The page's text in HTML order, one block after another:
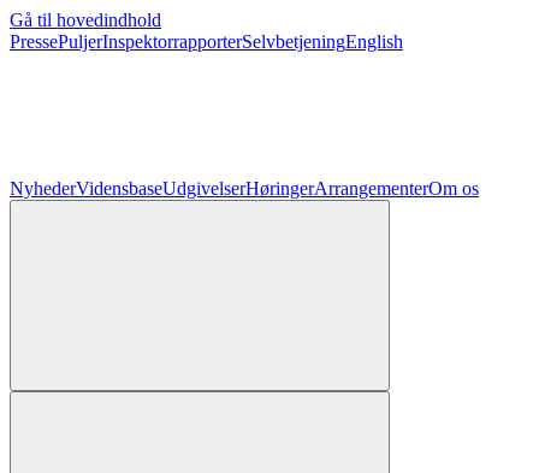
Gå til hovedindhold
PressePuljerInspektorrapporterSelvbetjeningEnglish
NyhederVidensbaseUdgivelserHøringerArrangementerOm os